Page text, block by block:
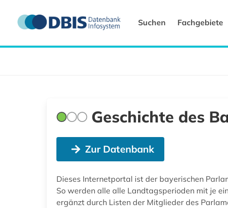
Suchen Fachgebiete
Geschichte des
Zur Datenbank
Dieses Internetportal ist der bayerischen
So werden alle alle Landtagsperioden mit je
ergänzt durch Listen der Mitglieder des